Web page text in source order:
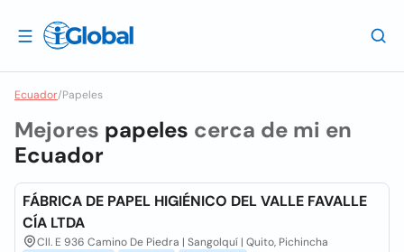
Ecuador/Papeles
Mejores papeles cerca de mi en
Ecuador
FÁBRICA DE PAPEL HIGIÉNICO DEL VALLE FAVALLE
CÍA LTDA
Cll. E 936 Camino De Piedra | Sangolquí | Quito, Pichincha